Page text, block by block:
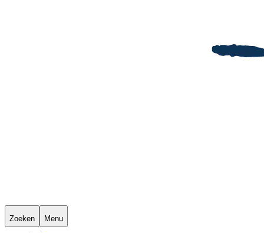
Zoeken Menu